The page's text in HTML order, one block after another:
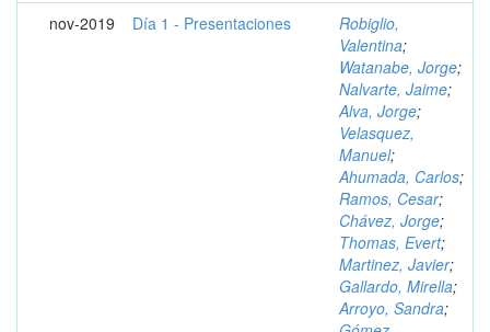
nov-2019 Día 1 - Presentaciones
Robiglio,
Valentina;
Watanabe, Jorge;
Nalvarte, Jaime;
Alva, Jorge;
Velasquez,
Manuel;
Ahumada, Carlos;
Ramos, Cesar;
Chávez, Jorge;
Thomas, Evert;
Martinez, Javier;
Gallardo, Mirella;
Arroyo, Sandra;